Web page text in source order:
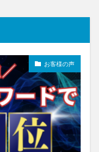
お客様の声